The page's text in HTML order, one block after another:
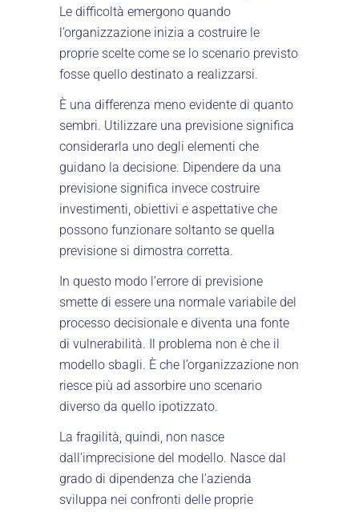
Le difficoltà emergono quando
l’organizzazione inizia a costruire le
proprie scelte come se lo scenario previsto
fosse quello destinato a realizzarsi.
È una differenza meno evidente di quanto
sembri. Utilizzare una previsione significa
considerarla uno degli elementi che
guidano la decisione. Dipendere da una
previsione significa invece costruire
investimenti, obiettivi e aspettative che
possono funzionare soltanto se quella
previsione si dimostra corretta.
In questo modo l’errore di previsione
smette di essere una normale variabile del
processo decisionale e diventa una fonte
di vulnerabilità. Il problema non è che il
modello sbagli. È che l’organizzazione non
riesce più ad assorbire uno scenario
diverso da quello ipotizzato.
La fragilità, quindi, non nasce
dall’imprecisione del modello. Nasce dal
grado di dipendenza che l’azienda
sviluppa nei confronti delle proprie